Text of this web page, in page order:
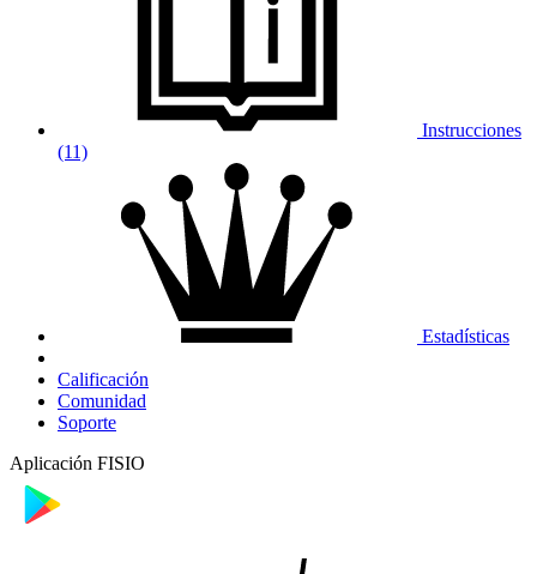
Instrucciones
(11)
Estadísticas
Calificación
Comunidad
Soporte
Aplicación FISIO